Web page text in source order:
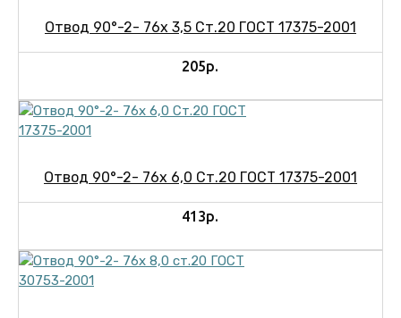
Отвод 90°-2- 76х 3,5 Ст.20 ГОСТ 17375-2001
205р.
Отвод 90°-2- 76х 6,0 Ст.20 ГОСТ 17375-2001
413р.